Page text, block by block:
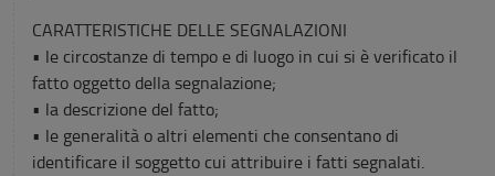
CARATTERISTICHE DELLE SEGNALAZIONI
• le circostanze di tempo e di luogo in cui si è verificato il
fatto oggetto della segnalazione;
• la descrizione del fatto;
• le generalità o altri elementi che consentano di
identificare il soggetto cui attribuire i fatti segnalati.